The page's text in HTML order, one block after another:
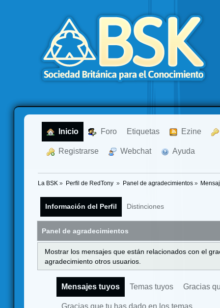
Inicio Foro Etiquetas Ezine
Registrarse Webchat Ayuda
La BSK » Perfil de RedTony » Panel de agradecimientos»
Información del Perfil Distinciones
Panel de agradecimientos
Mostrar los mensajes que están relacionados con el
agradecimiento otros usuarios.
Mensajes tuyos Temas tuyos Gracias